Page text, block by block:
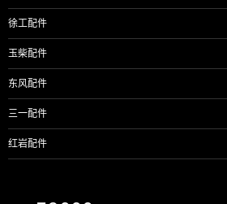
徐工配件
玉柴配件
东风配件
三一配件
红岩配件